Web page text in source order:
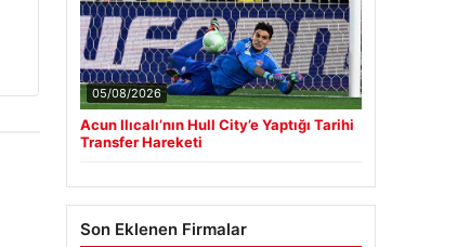
05/08/2026
Acun Ilıcalı’nın Hull City’e Yaptığı Tarihi
Transfer Hareketi
Son Eklenen Firmalar